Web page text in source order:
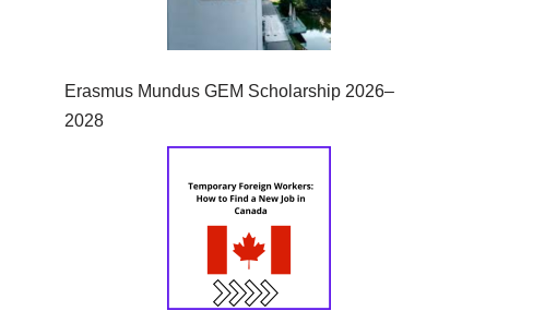
Erasmus Mundus GEM Scholarship 2026–
2028